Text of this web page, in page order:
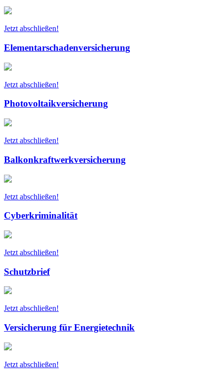
Jetzt abschließen!
Elementarschadenversicherung
Jetzt abschließen!
Photovoltaikversicherung
Jetzt abschließen!
Balkonkraftwerkversicherung
Jetzt abschließen!
Cyberkriminalität
Jetzt abschließen!
Schutzbrief
Jetzt abschließen!
Versicherung für Energietechnik
Jetzt abschließen!